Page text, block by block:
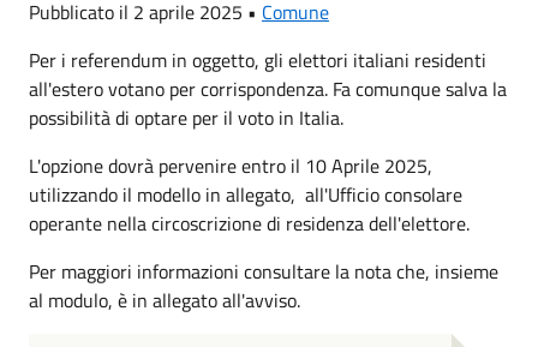
Pubblicato il 2 aprile 2025 • Comune
Per i referendum in oggetto, gli elettori italiani residenti
all'estero votano per corrispondenza. Fa comunque salva la
possibilità di optare per il voto in Italia.
L'opzione dovrà pervenire entro il 10 Aprile 2025,
utilizzando il modello in allegato, all'Ufficio consolare
operante nella circoscrizione di residenza dell'elettore.
Per maggiori informazioni consultare la nota che, insieme
al modulo, è in allegato all'avviso.